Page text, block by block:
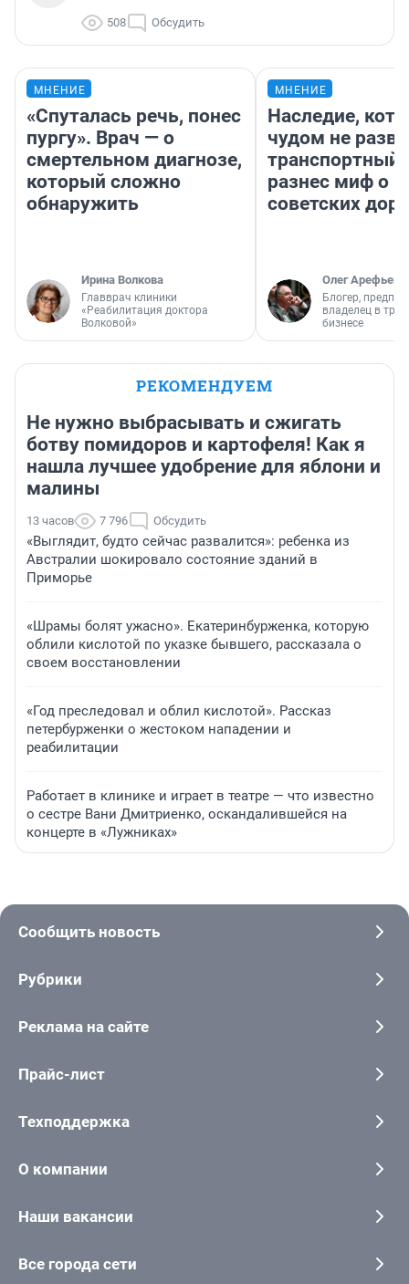
508 Обсудить
МНЕНИЕ
«Спуталась речь, понес
пургу». Врач — о
смертельном диагнозе,
который сложно
обнаружить
Ирина Волкова
Главврач клиники
«Реабилитация доктора
Волковой»
МНЕНИЕ
Наследие,
чудом не
транспортный
разнес миф о
советских
Олег Арефьев
Блогер,
владелец в
бизнесе
РЕКОМЕНДУЕМ
Не нужно выбрасывать и сжигать
ботву помидоров и картофеля! Как я
нашла лучшее удобрение для яблони и
малины
13 часов 7 796 Обсудить
«Выглядит, будто сейчас развалится»: ребенка из
Австралии шокировало состояние зданий в
Приморье
«Шрамы болят ужасно». Екатеринбурженка, которую
облили кислотой по указке бывшего, рассказала о
своем восстановлении
«Год преследовал и облил кислотой». Рассказ
петербурженки о жестоком нападении и
реабилитации
Работает в клинике и играет в театре — что известно
о сестре Вани Дмитриенко, оскандалившейся на
концерте в «Лужниках»
Сообщить новость
Рубрики
Реклама на сайте
Прайс-лист
Техподдержка
О компании
Наши вакансии
Все города сети